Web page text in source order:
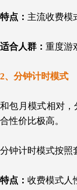
特点： 主流收费模
适合人群： 重度游
2、分钟计时模式
和包月模式相对
合性价比极高。
分钟计时模式按照
特点： 收费模式人